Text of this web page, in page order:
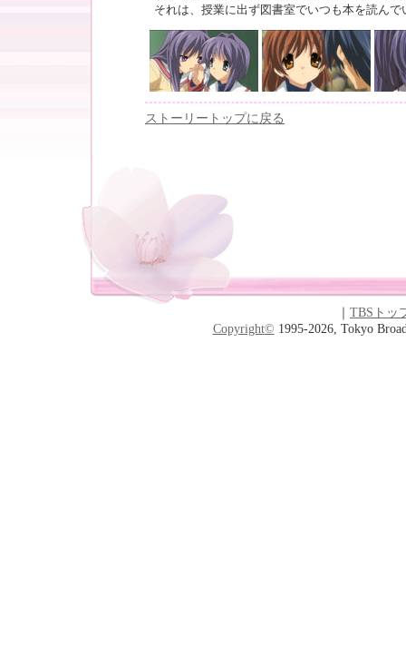
それは、授業に出ず図書室でいつも本を読ん
ストーリートップに戻る
｜ TBSトッ
Copyright© 1995-2026, Tokyo